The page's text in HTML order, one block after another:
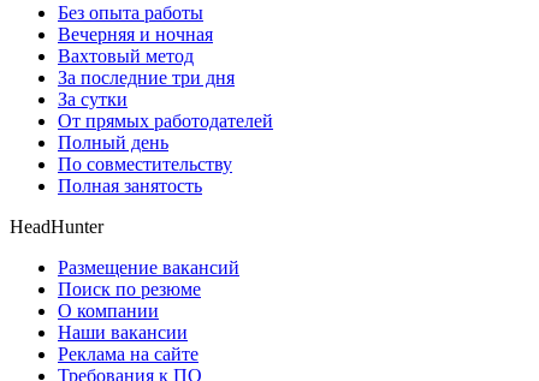
Без опыта работы
Вечерняя и ночная
Вахтовый метод
За последние три дня
За сутки
От прямых работодателей
Полный день
По совместительству
Полная занятость
HeadHunter
Размещение вакансий
Поиск по резюме
О компании
Наши вакансии
Реклама на сайте
Требования к ПО